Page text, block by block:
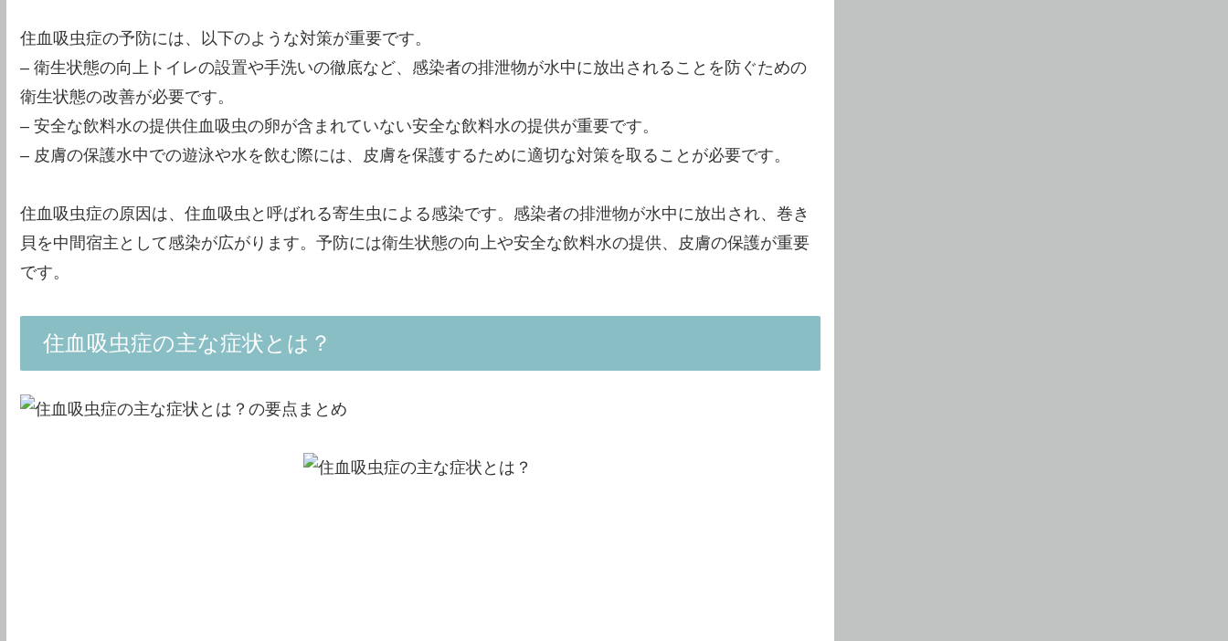
住血吸虫症の予防には、以下のような対策が重要です。
– 衛生状態の向上トイレの設置や手洗いの徹底など、感染者の排泄物が水中に放出されることを防ぐための
衛生状態の改善が必要です。
– 安全な飲料水の提供住血吸虫の卵が含まれていない安全な飲料水の提供が重要です。
– 皮膚の保護水中での遊泳や水を飲む際には、皮膚を保護するために適切な対策を取ることが必要です。
住血吸虫症の原因は、住血吸虫と呼ばれる寄生虫による感染です。感染者の排泄物が水中に放出され、巻き
貝を中間宿主として感染が広がります。予防には衛生状態の向上や安全な飲料水の提供、皮膚の保護が重要
です。
住血吸虫症の主な症状とは？